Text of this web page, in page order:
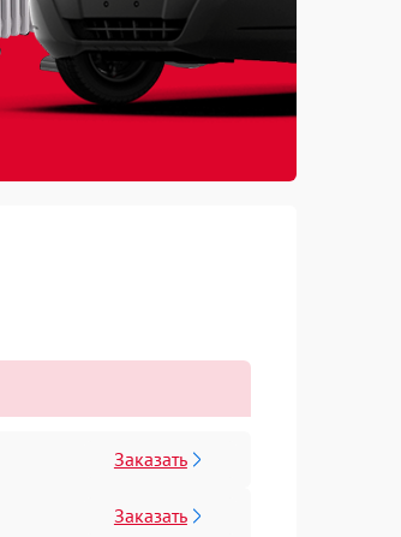
Заказать
Заказать